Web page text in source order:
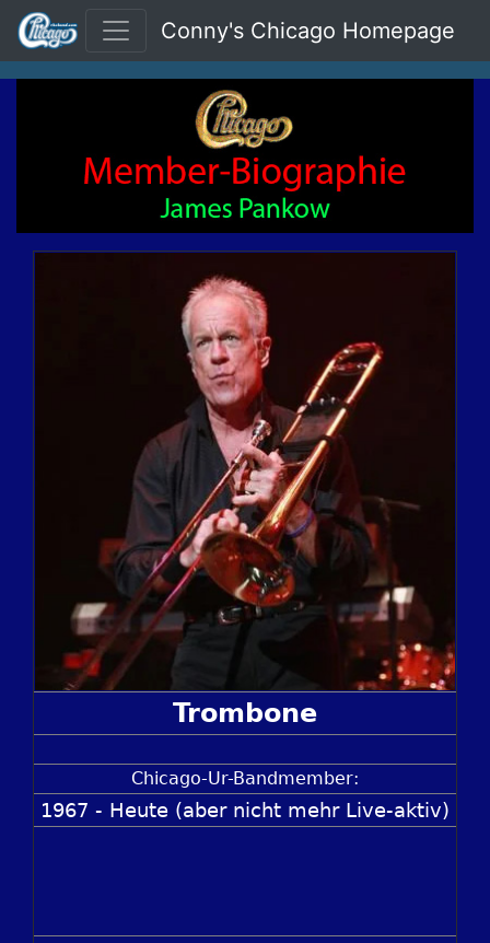
Conny's Chicago Homepage
Trombone
Chicago-Ur-Bandmember:
1967 - Heute (aber nicht mehr Live-aktiv)